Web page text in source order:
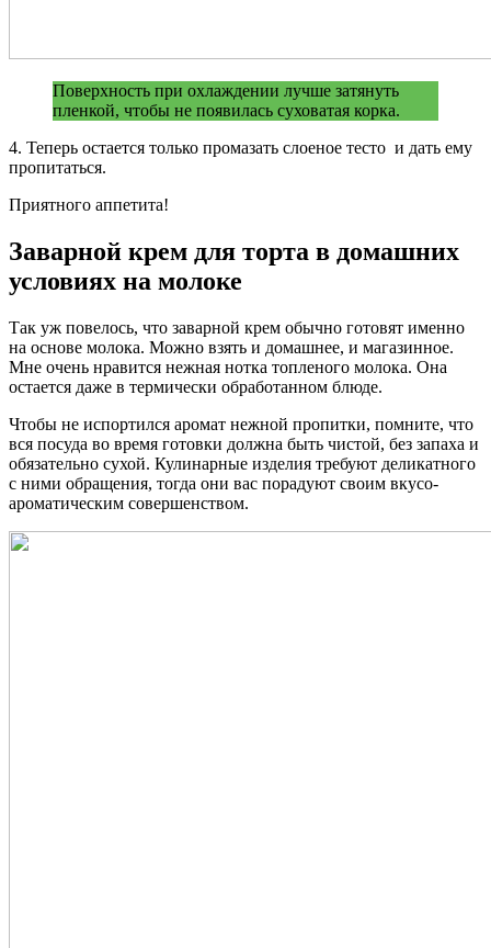
Поверхность при охлаждении лучше затянуть
пленкой, чтобы не появилась суховатая корка.
4. Теперь остается только промазать слоеное тесто и дать ему
пропитаться.
Приятного аппетита!
Заварной крем для торта в домашних
условиях на молоке
Так уж повелось, что заварной крем обычно готовят именно
на основе молока. Можно взять и домашнее, и магазинное.
Мне очень нравится нежная нотка топленого молока. Она
остается даже в термически обработанном блюде.
Чтобы не испортился аромат нежной пропитки, помните, что
вся посуда во время готовки должна быть чистой, без запаха и
обязательно сухой. Кулинарные изделия требуют деликатного
с ними обращения, тогда они вас порадуют своим вкусо-
ароматическим совершенством.